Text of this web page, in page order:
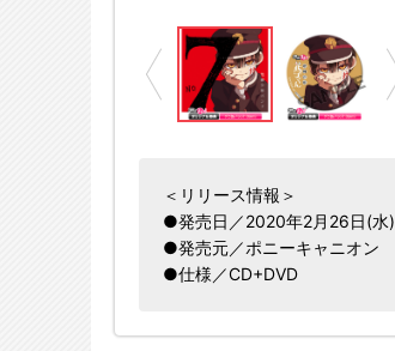
＜リリース情報＞
●発売日／2020年2月26日(水)
●発売元／ポニーキャニオン
●仕様／CD+DVD